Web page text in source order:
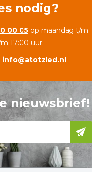
nodig?
00 05 op maandag t/m
17:00 uur.
info@atotzled.nl
nieuwsbrief!